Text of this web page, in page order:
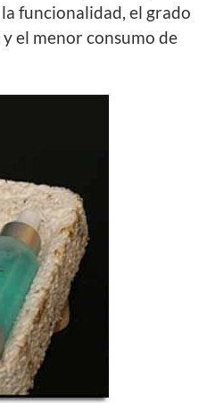
funcionalidad, el grado
el menor consumo de